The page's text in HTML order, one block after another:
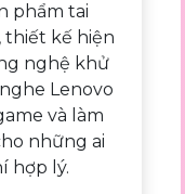
phẩm tai
thiết kế hiện
nghệ khử
Lenovo
và làm
những ai
hợp lý.